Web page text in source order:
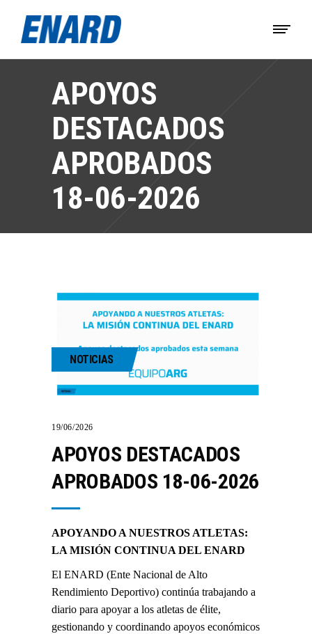
APOYOS
DESTACADOS
APROBADOS
18-06-2026
NOTICIAS
19/06/2026
APOYOS DESTACADOS
APROBADOS 18-06-2026
APOYANDO A NUESTROS ATLETAS:
LA MISIÓN CONTINUA DEL ENARD
El ENARD (Ente Nacional de Alto
Rendimiento Deportivo) continúa trabajando a
diario para apoyar a los atletas de élite,
gestionando y coordinando apoyos económicos